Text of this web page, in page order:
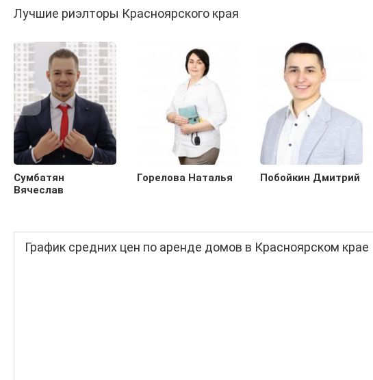
Лучшие риэлторы Красноярского края
Сумбатян
Вячеслав
Горелова Наталья Побойкин Дмитрий
График средних цен по аренде домов в Красноярском крае